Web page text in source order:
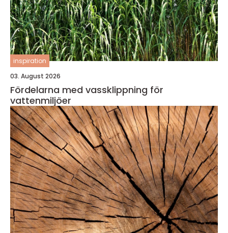
inspiration
03. August 2026
Fördelarna med vassklippning för
vattenmiljöer